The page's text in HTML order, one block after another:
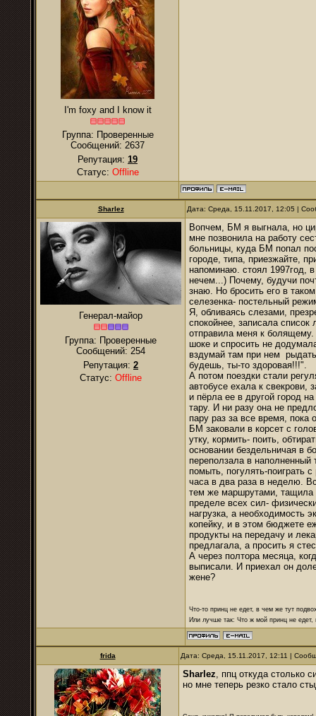
I'm foxy and I know it
Группа: Проверенные
Сообщений: 2637
Репутация: 19
Статус: Offline
Sharlez Дата: Среда, 15.11.2017, 12:05 |
Генерал-майор
Группа: Проверенные
Сообщений: 254
Репутация: 2
Статус: Offline
Вопчем, БМ я выгнала, но
мне позвонила на работу
больницы, куда БМ попал
городе, типа, приезжайте,
напоминаю. стоял 1997год,
нечем...) Почему, будучи
знаю. Но бросить его в
селезенка- постельный
Я, обливаясь слезами,
спокойнее, записала
отправила меня к
шоке и спросить не
вздумай там при нем
будешь, ты-то здоровая!!!".
А потом поездки стали
автобусе ехала к
и пёрла ее в другой город
тару. И ни разу она не
пару раз за все время,
БМ заковали в корсет с
утку, кормить- поить,
основании бездельничая в
переползала в наполненный
помыть, погулять-поиграть
часа в два раза в неделю.
тем же маршрутами, тащила
пределе всех сил-
нагрузка, а необходимость
копейку, и в этом бюджете
продукты на передачу и
предлагала, а просить я
А через полтора месяца,
выписали. И приехал он
жене?
Что-то принц не едет, в чем же тут
Или лучше так: Что ж мой принц не едет,
frida Дата: Среда, 15.11.2017, 12:11 |
Sharlez, ппц откуда столько
но мне теперь резко стало